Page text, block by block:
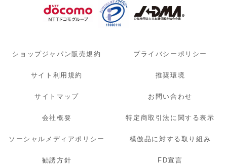
ショップジャパン販売規約 プライバシーポリシー
サイト利用規約 推奨環境
サイトマップ お問い合わせ
会社概要 特定商取引法に関する表示
ソーシャルメディアポリシー 模倣品に対する取り組み
勧誘方針 FD宣言